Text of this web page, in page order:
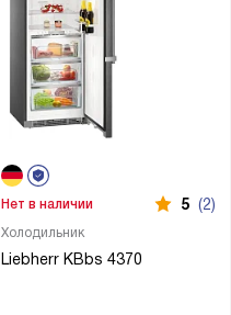
Холодильник
Liebherr KBbs 4370
Нет в наличии 5 (2)